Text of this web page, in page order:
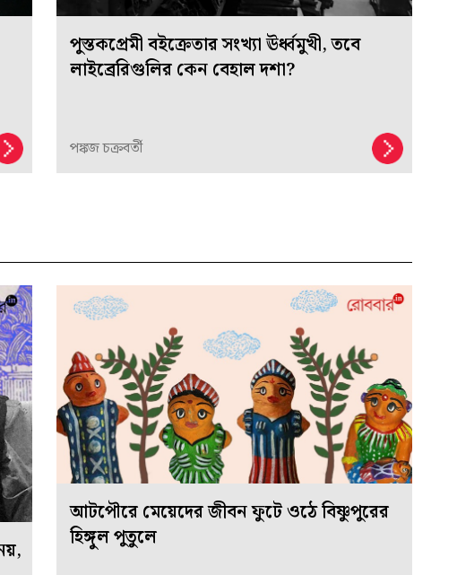
পুস্তকপ্রেমী বইক্রেতার সংখ্যা ঊর্ধ্বমুখী, তবে
লাইব্রেরিগুলির কেন বেহাল দশা?
পঙ্কজ চক্রবর্তী
আটপৌরে মেয়েদের জীবন ফুটে ওঠে বিষ্ণুপুরের
হিঙ্গুল পুতুলে